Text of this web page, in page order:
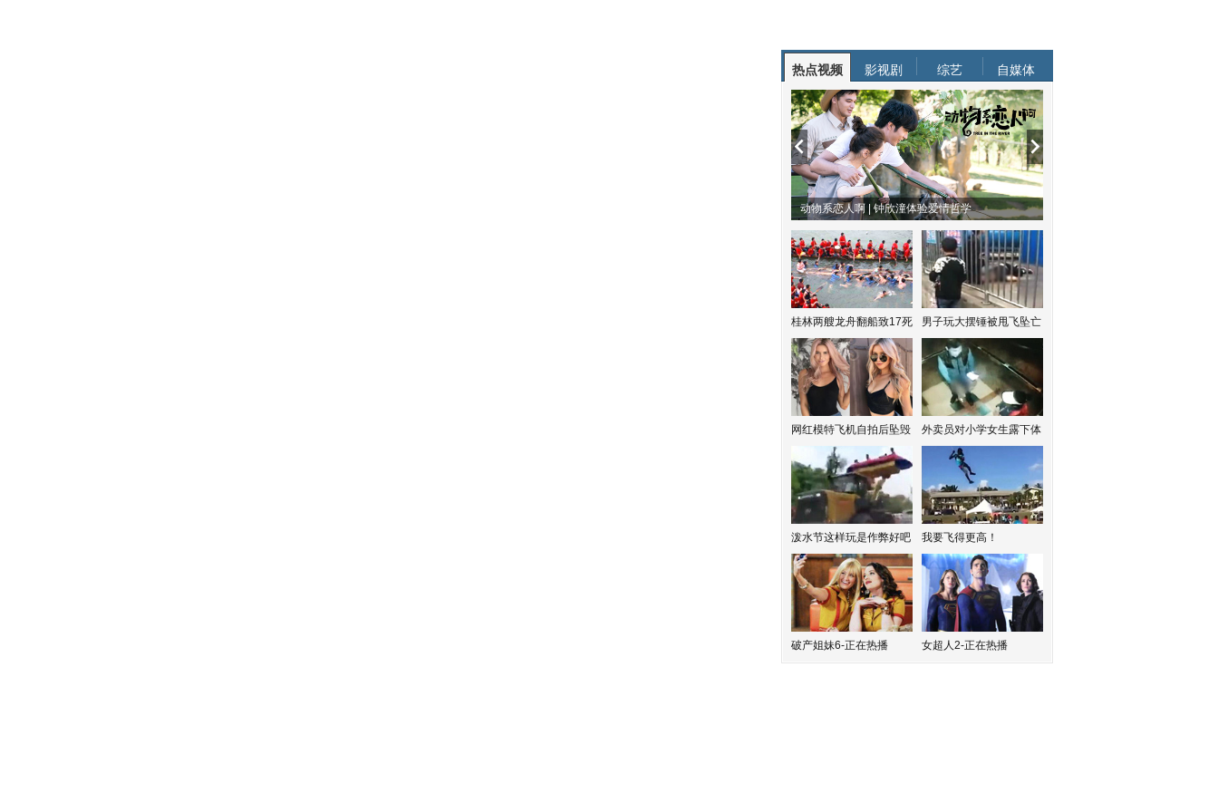
热点视频 影视剧 综艺 自媒体
动物系恋人啊 | 钟欣潼体验爱情哲学
桂林两艘龙舟翻船致17死 男子玩大摆锤被甩飞坠亡
网红模特飞机自拍后坠毁 外卖员对小学女生露下体
泼水节这样玩是作弊好吧 我要飞得更高！
破产姐妹6-正在热播 女超人2-正在热播